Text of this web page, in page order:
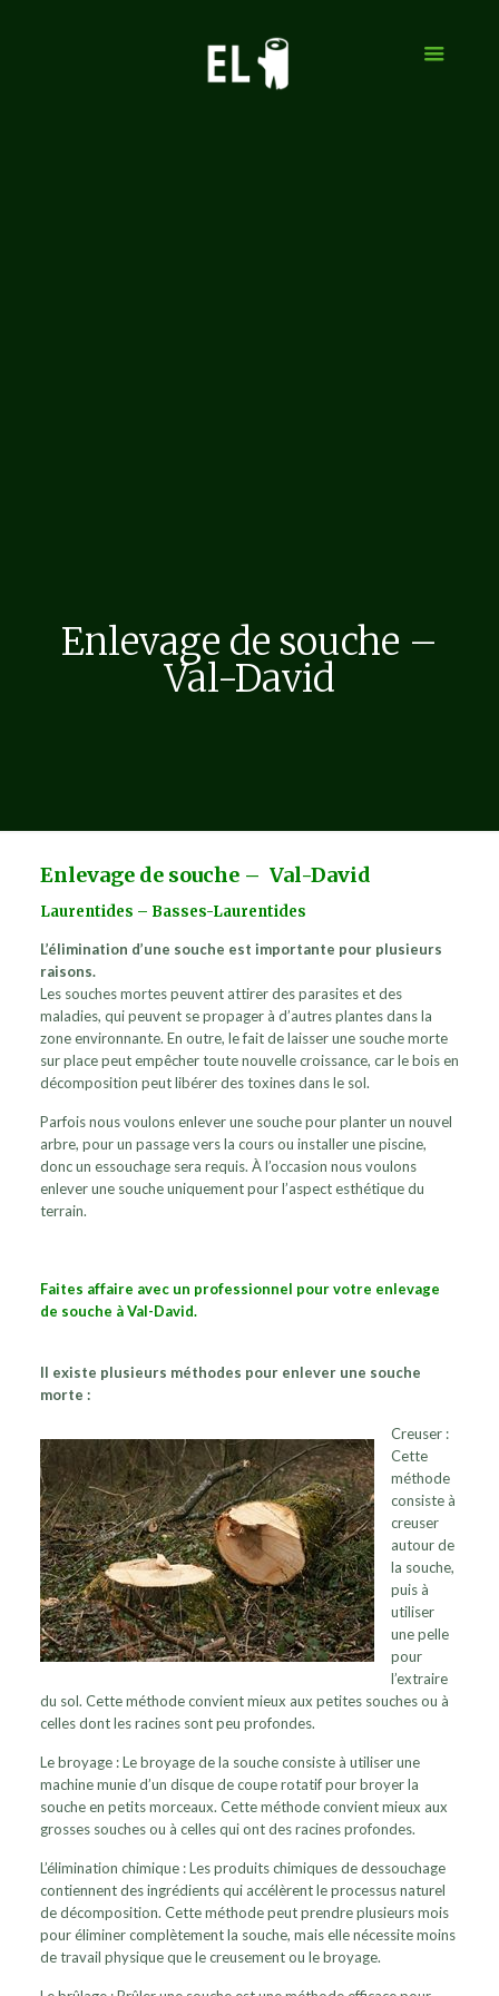
Enlevage de souche –
Val-David
Enlevage de souche – Val-David
Laurentides – Basses-Laurentides
L’élimination d’une souche est importante pour plusieurs
raisons.
Les souches mortes peuvent attirer des parasites et des
maladies, qui peuvent se propager à d’autres plantes dans la
zone environnante. En outre, le fait de laisser une souche morte
sur place peut empêcher toute nouvelle croissance, car le bois en
décomposition peut libérer des toxines dans le sol.
Parfois nous voulons enlever une souche pour planter un nouvel
arbre, pour un passage vers la cours ou installer une piscine,
donc un essouchage sera requis. À l’occasion nous voulons
enlever une souche uniquement pour l’aspect esthétique du
terrain.
Faites affaire avec un professionnel pour votre enlevage
de souche à Val-David.
Il existe plusieurs méthodes pour enlever une souche
morte :
Creuser :
Cette
méthode
consiste à
creuser
autour de
la souche,
puis à
utiliser
une pelle
pour
l’extraire
du sol. Cette méthode convient mieux aux petites souches ou à
celles dont les racines sont peu profondes.
Le broyage : Le broyage de la souche consiste à utiliser une
machine munie d’un disque de coupe rotatif pour broyer la
souche en petits morceaux. Cette méthode convient mieux aux
grosses souches ou à celles qui ont des racines profondes.
L’élimination chimique : Les produits chimiques de dessouchage
contiennent des ingrédients qui accélèrent le processus naturel
de décomposition. Cette méthode peut prendre plusieurs mois
pour éliminer complètement la souche, mais elle nécessite moins
de travail physique que le creusement ou le broyage.